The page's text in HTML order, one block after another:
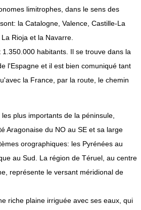
limitrophes, dans le sens des
la Catalogne, Valence, Castille-La
Rioja et la Navarre.
habitants. Il se trouve dans la
l'Espagne et il est bien comuniqué tant
la France, par la route, le chemin
plus importants de la péninsule,
Aragonaise du NO au SE et sa large
orographiques: les Pyrénées au
au Sud. La région de Téruel, au centre
représente le versant méridional de
riche plaine irriguée avec ses eaux, qui